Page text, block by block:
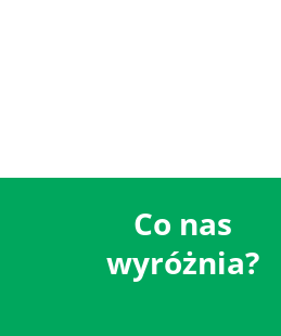
Co nas
wyróżnia?